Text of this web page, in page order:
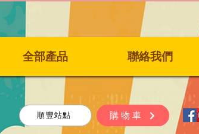
全部產品 聯絡我們
順豐站點 購物車